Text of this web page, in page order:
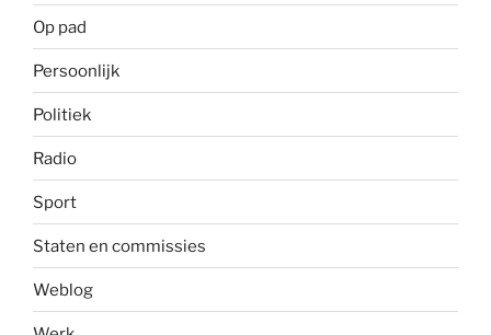
Op pad
Persoonlijk
Politiek
Radio
Sport
Staten en commissies
Weblog